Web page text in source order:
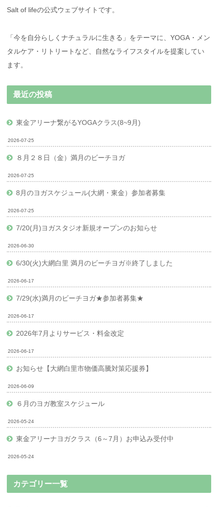
Salt of lifeの公式ウェブサイトです。
「今を自分らしくナチュラルに生きる」をテーマに、YOGA・メン
タルケア・リトリートなど、自然なライフスタイルを提案してい
ます。
最近の投稿
東金アリーナ繋がるYOGAクラス(8~9月)
2026-07-25
８月２８日（金）満月のビーチヨガ
2026-07-25
8月のヨガスケジュール(大網・東金）参加者募集
2026-07-25
7/20(月)ヨガスタジオ新規オープンのお知らせ
2026-06-30
6/30(火)大網白里 満月のビーチヨガ※終了しました
2026-06-17
7/29(水)満月のビーチヨガ★参加者募集★
2026-06-17
2026年7月よりサービス・料金改定
2026-06-17
お知らせ【大網白里市物価高騰対策応援券】
2026-06-09
６月のヨガ教室スケジュール
2026-05-24
東金アリーナヨガクラス（6～7月）お申込み受付中
2026-05-24
カテゴリー一覧